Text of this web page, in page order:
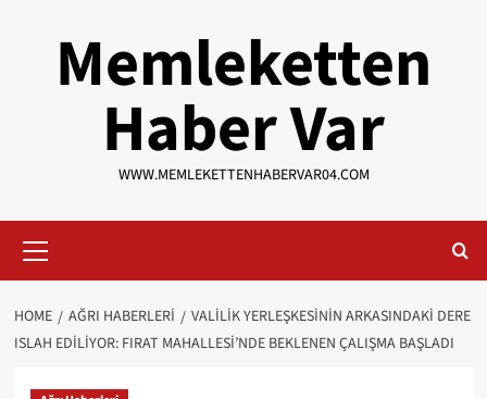
Memleketten
Haber Var
WWW.MEMLEKETTENHABERVAR04.COM
Menu
HOME AĞRI HABERLERI
VALILIK YERLEŞKESININ ARKASINDAKI DERE
ISLAH EDILIYOR: FIRAT MAHALLESI’NDE BEKLENEN ÇALIŞMA BAŞLADI